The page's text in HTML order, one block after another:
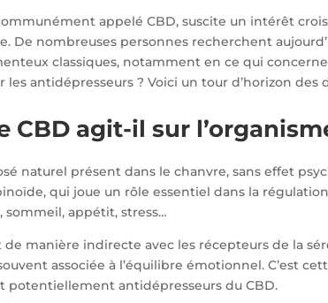
appelé CBD, suscite un intérêt
De nombreuses personnes recherchent
classiques, notamment en ce qui
antidépresseurs ? Voici un tour d’horizon des
CBD agit-il sur
naturel présent dans le chanvre, sans effet
qui joue un rôle essentiel dans la
sommeil, appétit, stress…
de manière indirecte avec les récepteurs de la
associée à l’équilibre émotionnel. C’est
potentiellement antidépresseurs du CBD.